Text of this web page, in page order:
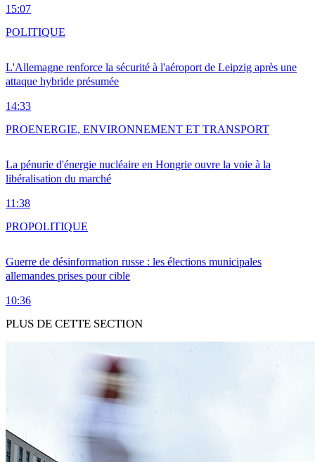
15:07
L'Allemagne renforce la sécurité à l'aéroport de Leipzig après une
attaque hybride présumée
14:33
POLITIQUE
La pénurie d'énergie nucléaire en Hongrie ouvre la voie à la
libéralisation du marché
11:38
PROENERGIE, ENVIRONNEMENT ET TRANSPORT
Guerre de désinformation russe : les élections municipales
allemandes prises pour cible
10:36
PROPOLITIQUE
PLUS DE CETTE SECTION